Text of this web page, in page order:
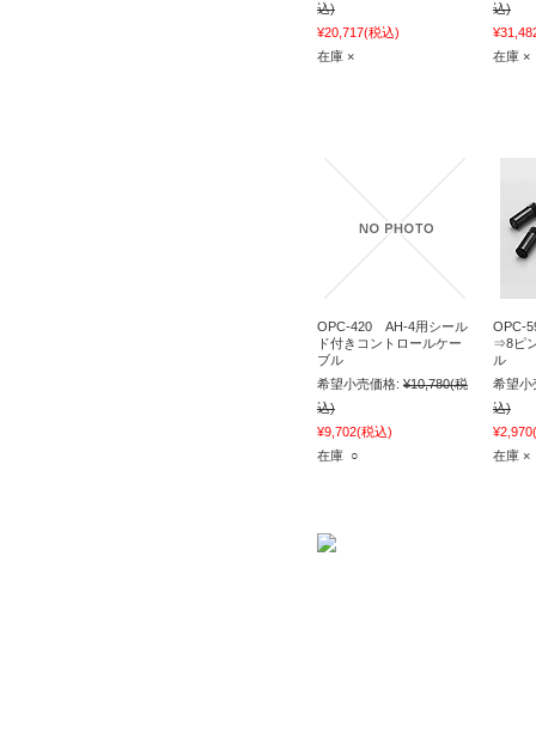
込)
¥20,717(税込)
在庫 ×
込)
在庫 ×
OPC-420 AH-4用シール
ド付きコントロールケー
ブル
希望小売価格: ¥10,780(税
込)
¥9,702(税込)
在庫 ○
OPC-
⇒8ピ
ル
希望小
込)
¥2,970
在庫 ×